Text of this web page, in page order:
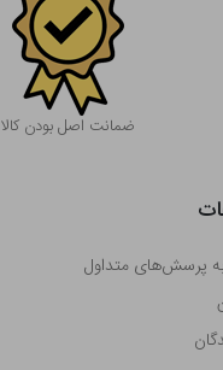
ضمانت اصل بودن کالا
پرسش‌های متداول